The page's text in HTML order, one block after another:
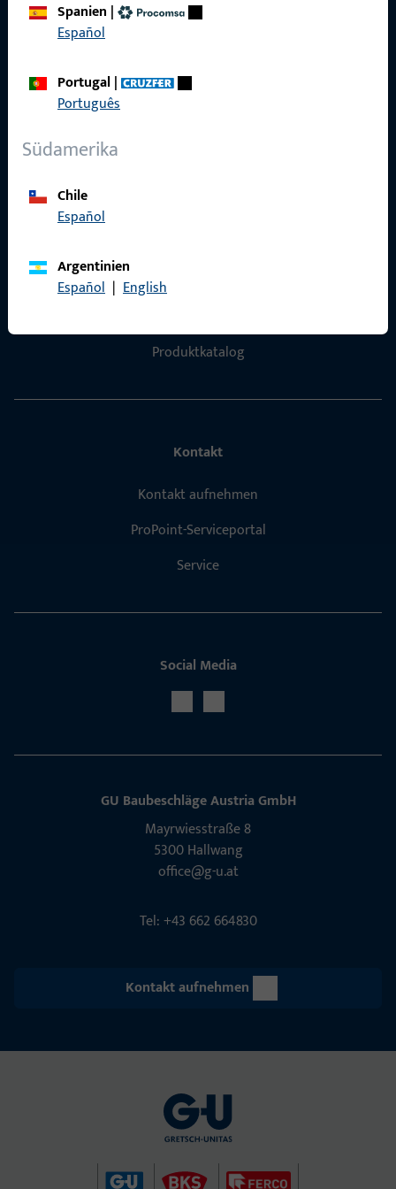
Spanien |
Español
Portugal|
Português
Südamerika
Chile
Español
Argentinien
Español | English
Produktkatalog
Kontakt
Kontakt aufnehmen
ProPoint-Serviceportal
Service
Social Media
GU Baubeschläge Aus­tria GmbH
Mayrwies­straße 8
5300 Hall­wang
office@g-u.at
Tel: +43 662 664830
Kontakt aufnehmen